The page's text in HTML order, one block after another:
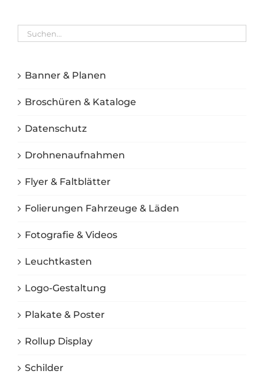
Banner & Planen
Broschüren & Kataloge
Datenschutz
Drohnenaufnahmen
Flyer & Faltblätter
Folierungen Fahrzeuge & Läden
Fotografie & Videos
Leuchtkasten
Logo-Gestaltung
Plakate & Poster
Rollup Display
Schilder